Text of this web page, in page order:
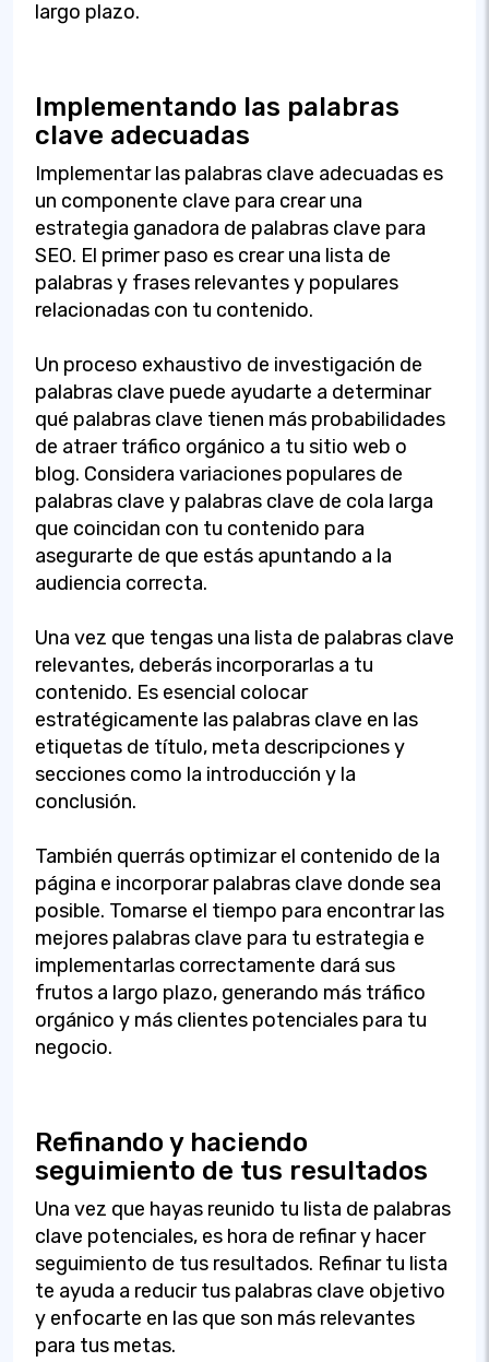
largo plazo.
Implementando las palabras
clave adecuadas
Implementar las palabras clave adecuadas es
un componente clave para crear una
estrategia ganadora de palabras clave para
SEO. El primer paso es crear una lista de
palabras y frases relevantes y populares
relacionadas con tu contenido.
Un proceso exhaustivo de investigación de
palabras clave puede ayudarte a determinar
qué palabras clave tienen más probabilidades
de atraer tráfico orgánico a tu sitio web o
blog. Considera variaciones populares de
palabras clave y palabras clave de cola larga
que coincidan con tu contenido para
asegurarte de que estás apuntando a la
audiencia correcta.
Una vez que tengas una lista de palabras clave
relevantes, deberás incorporarlas a tu
contenido. Es esencial colocar
estratégicamente las palabras clave en las
etiquetas de título, meta descripciones y
secciones como la introducción y la
conclusión.
También querrás optimizar el contenido de la
página e incorporar palabras clave donde sea
posible. Tomarse el tiempo para encontrar las
mejores palabras clave para tu estrategia e
implementarlas correctamente dará sus
frutos a largo plazo, generando más tráfico
orgánico y más clientes potenciales para tu
negocio.
Refinando y haciendo
seguimiento de tus resultados
Una vez que hayas reunido tu lista de palabras
clave potenciales, es hora de refinar y hacer
seguimiento de tus resultados. Refinar tu lista
te ayuda a reducir tus palabras clave objetivo
y enfocarte en las que son más relevantes
para tus metas.